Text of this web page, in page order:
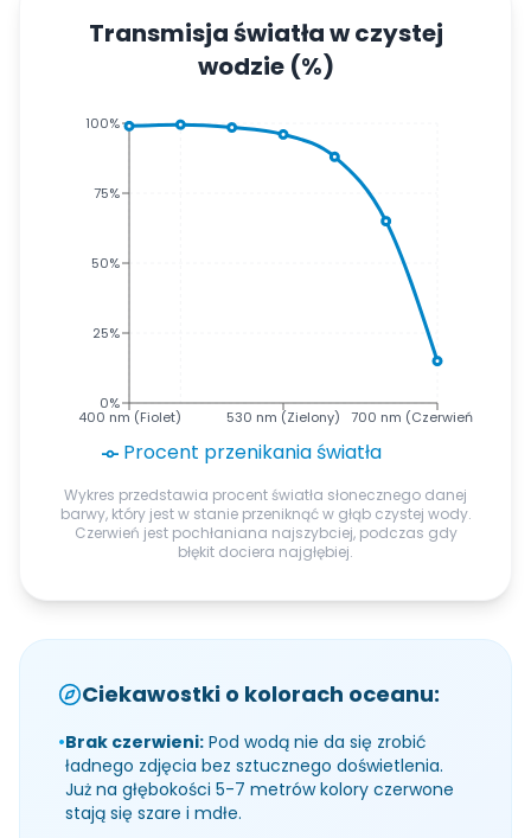
Transmisja światła w czystej
wodzie (%)
400 nm (Fiolet) 530 nm (Zielony) 700 nm (Czerwień)
0%
25%
50%
75%
100%
Procent przenikania światła
Wykres przedstawia procent światła słonecznego danej
barwy, który jest w stanie przeniknąć w głąb czystej wody.
Czerwień jest pochłaniana najszybciej, podczas gdy
błękit dociera najgłębiej.
Ciekawostki o kolorach oceanu:
•Brak czerwieni: Pod wodą nie da się zrobić
ładnego zdjęcia bez sztucznego doświetlenia.
Już na głębokości 5-7 metrów kolory czerwone
stają się szare i mdłe.